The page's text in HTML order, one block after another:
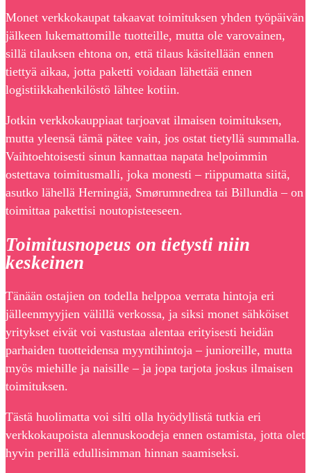
Monet verkkokaupat takaavat toimituksen yhden työpäivän
jälkeen lukemattomille tuotteille, mutta ole varovainen,
sillä tilauksen ehtona on, että tilaus käsitellään ennen
tiettyä aikaa, jotta paketti voidaan lähettää ennen
logistiikkahenkilöstö lähtee kotiin.
Jotkin verkkokauppiaat tarjoavat ilmaisen toimituksen,
mutta yleensä tämä pätee vain, jos ostat tietyllä summalla.
Vaihtoehtoisesti sinun kannattaa napata helpoimmin
ostettava toimitusmalli, joka monesti – riippumatta siitä,
asutko lähellä Herningiä, Smørumnedrea tai Billundia – on
toimittaa pakettisi noutopisteeseen.
Toimitusnopeus on tietysti niin
keskeinen
Tänään ostajien on todella helppoa verrata hintoja eri
jälleenmyyjien välillä verkossa, ja siksi monet sähköiset
yritykset eivät voi vastustaa alentaa erityisesti heidän
parhaiden tuotteidensa myyntihintoja – junioreille, mutta
myös miehille ja naisille – ja jopa tarjota joskus ilmaisen
toimituksen.
Tästä huolimatta voi silti olla hyödyllistä tutkia eri
verkkokaupoista alennuskoodeja ennen ostamista, jotta olet
hyvin perillä edullisimman hinnan saamiseksi.